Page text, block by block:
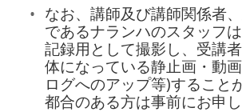
なお、講師及び講師関係者
であるナランハのスタッフ
記録用として撮影し、受講
体になっている静止画・動
ログへのアップ等)すること
都合のある方は事前にお申し